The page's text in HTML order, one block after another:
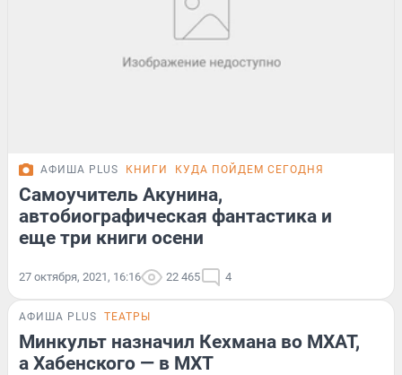
АФИША PLUS КНИГИ КУДА ПОЙДЕМ СЕГОДНЯ
Самоучитель Акунина,
автобиографическая фантастика и
еще три книги осени
27 октября, 2021, 16:16 22 465 4
АФИША PLUS ТЕАТРЫ
Минкульт назначил Кехмана во МХАТ,
а Хабенского — в МХТ